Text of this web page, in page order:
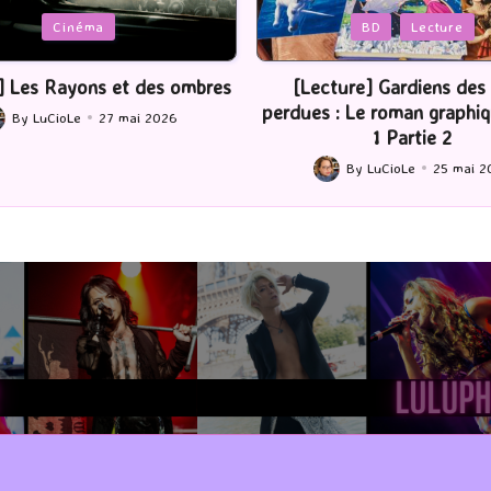
BD Lecture
Gardiens des cités
: Le roman graphique Tome
Posted
in
Serie Tv USA
[Série TV] The Madison :
by
By LuCioLe 22 mai